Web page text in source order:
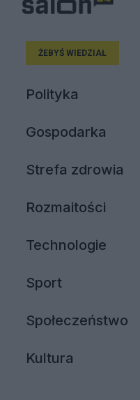
ŻEBYŚ WIEDZIAŁ
Polityka
Gospodarka
Strefa zdrowia
Rozmaitości
Technologie
Sport
Społeczeństwo
Kultura